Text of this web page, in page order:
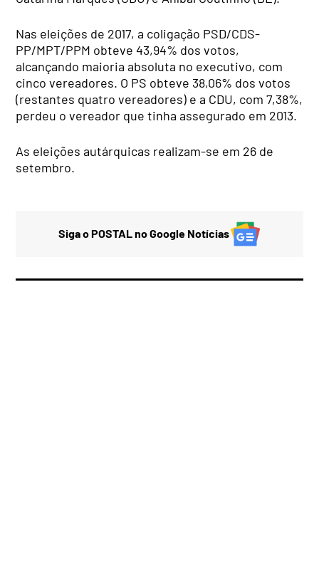
Nas eleições de 2017, a coligação PSD/CDS-
PP/MPT/PPM obteve 43,94% dos votos,
alcançando maioria absoluta no executivo, com
cinco vereadores. O PS obteve 38,06% dos votos
(restantes quatro vereadores) e a CDU, com 7,38%,
perdeu o vereador que tinha assegurado em 2013.
As eleições autárquicas realizam-se em 26 de
setembro.
Siga o POSTAL no Google Notícias